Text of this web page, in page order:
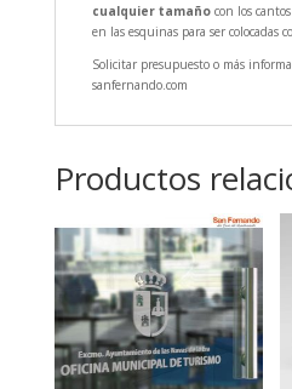
cualquier tamañocon los
en las esquinas para ser colocadas
Solicitar presupuesto o más
sanfernando.com
Productos